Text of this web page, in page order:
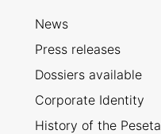
News
Press releases
Dossiers available
Corporate Identity
History of the Peseta